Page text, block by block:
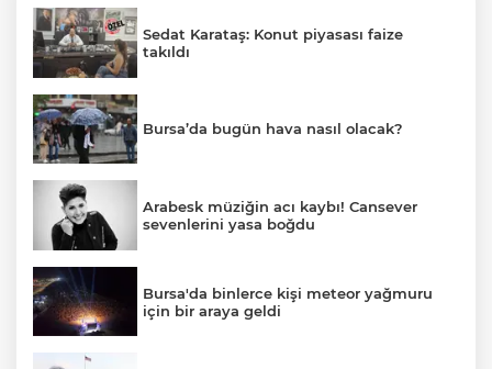
Sedat Karataş: Konut piyasası faize
takıldı
Bursa’da bugün hava nasıl olacak?
Arabesk müziğin acı kaybı! Cansever
sevenlerini yasa boğdu
Bursa'da binlerce kişi meteor yağmuru
için bir araya geldi